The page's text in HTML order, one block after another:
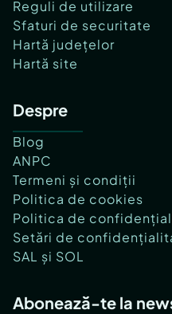
Reguli de utilizare
Sfaturi de securitate
Hartă județelor
Hartă site
Despre
Blog
ANPC
Termeni și condiții
Politica de cookies
Politica de
Setări de
SAL și SOL
Abonează-te la